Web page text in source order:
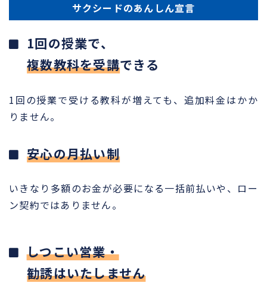
サクシードのあんしん宣言
1回の授業で、
複数教科を受講できる
1回の授業で受ける教科が増えても、追加料金はかか
りません。
安心の月払い制
いきなり多額のお金が必要になる一括前払いや、ロー
ン契約ではありません。
しつこい営業・
勧誘はいたしません